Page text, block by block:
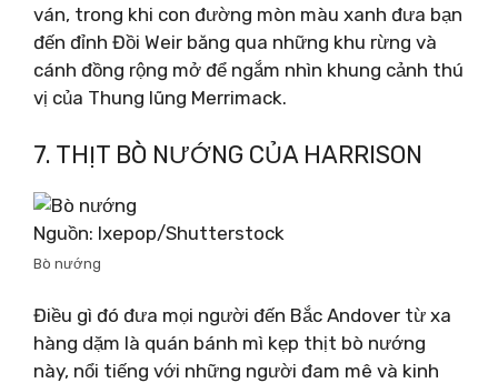
ván, trong khi con đường mòn màu xanh đưa bạn
đến đỉnh Đồi Weir băng qua những khu rừng và
cánh đồng rộng mở để ngắm nhìn khung cảnh thú
vị của Thung lũng Merrimack.
7. THỊT BÒ NƯỚNG CỦA HARRISON
Nguồn: Ixepop/Shutterstock
Bò nướng
Điều gì đó đưa mọi người đến Bắc Andover từ xa
hàng dặm là quán bánh mì kẹp thịt bò nướng
này, nổi tiếng với những người đam mê và kinh